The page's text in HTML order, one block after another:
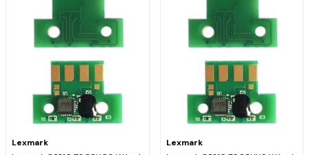
Lexmark
Lexmark